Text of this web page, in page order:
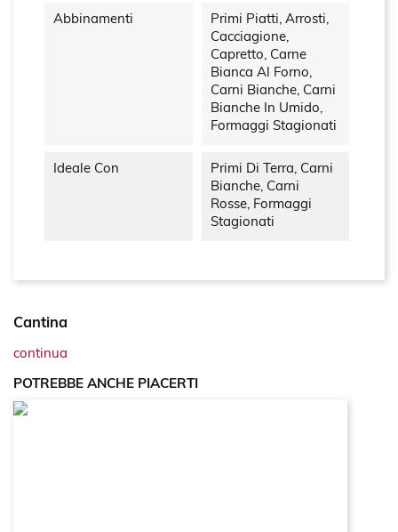
Abbinamenti
Primi Piatti, Arrosti,
Cacciagione,
Capretto, Carne
Bianca Al Forno,
Carni Bianche, Carni
Bianche In Umido,
Formaggi Stagionati
Ideale Con
Primi Di Terra, Carni
Bianche, Carni
Rosse, Formaggi
Stagionati
Cantina
continua
POTREBBE ANCHE PIACERTI